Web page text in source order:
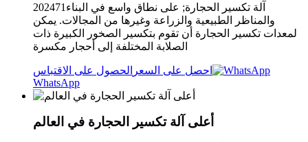
202471آلة تكسير الحجارة; على نطاق واسع في البناء
والمناظر الطبيعية والزراعة وغيرها من المجالات. يمكن
لمعدات تكسير الحجارة أن تقوم بتكسير الصخور الكبيرة ذات
الصلابة المختلفة إلى أحجار مكسرة
احصل على السعر الحصول على الاقتباس
WhatsApp
أعلى آلة تكسير الحجارة في العالم